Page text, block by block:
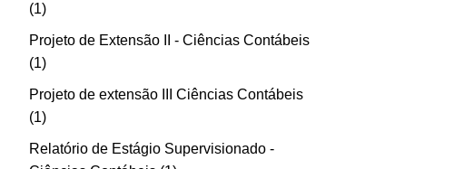
1
Projeto de Extensão II - Ciências Contábeis
1
Projeto de extensão III Ciências Contábeis
1
Relatório de Estágio Supervisionado -